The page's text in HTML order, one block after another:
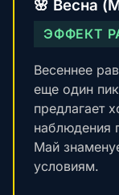
🌸 Весна
ЭФФЕКТ
Весеннее
еще один
предлагает
наблюдения
Май
условиям.